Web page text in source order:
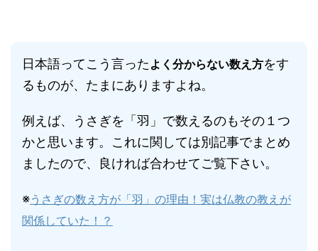
日本語ってこう言った よく分からない数え方をす
るものが、たまにありますよね。
例えば、うさぎを「羽」で数えるのもその１つ
かと思います。これに関しては別記事でまとめ
ましたので、良ければ合わせてご覧下さい。
※うさぎの数え方が「羽」の理由！実は仏教の教えが
関係していた！？